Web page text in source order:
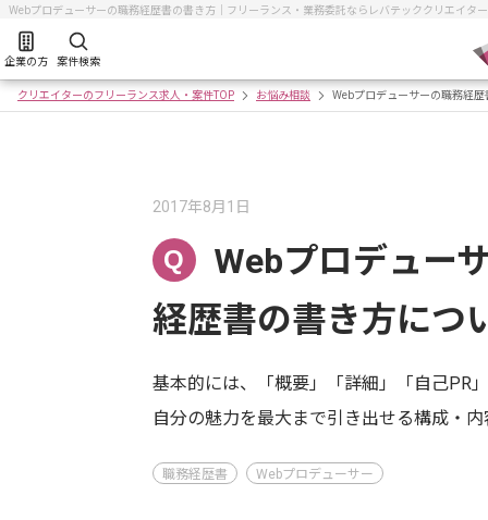
Webプロデューサーの職務経歴書の書き方｜フリーランス・業務委託ならレバテッククリエイター
企業の方 案件検索
クリエイターのフリーランス求人・案件TOP お悩み相談 Webプロデューサーの職務経歴
2017年8月1日
Q
Webプロデュー
経歴書の書き方につ
基本的には、「概要」「詳細」「自己PR
自分の魅力を最大まで引き出せる構成・
職務経歴書 Webプロデューサー